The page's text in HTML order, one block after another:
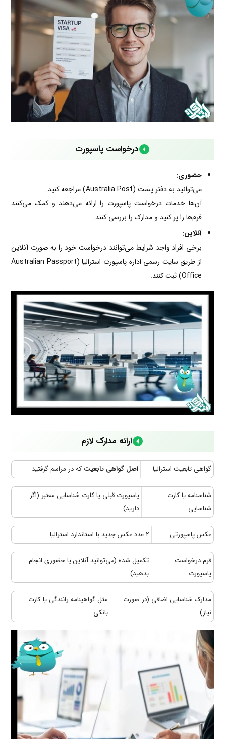
درخواست پاسپورت
حضوری:
می‌توانید به دفتر پست (Australia Post) مراجعه کنید.
آن‌ها خدمات درخواست پاسپورت را ارائه می‌دهند و کمک می‌کنند
فرم‌ها را پر کنید و مدارک را بررسی کنند.
آنلاین:
برخی افراد واجد شرایط می‌توانند درخواست خود را به صورت آنلاین
از طریق سایت رسمی اداره پاسپورت استرالیا (Australian Passport
Office) ثبت کنند.
ارائه مدارک لازم
گواهی تابعیت استرالیا اصل گواهی تابعیت که در مراسم گرفتید
شناسنامه یا کارت
شناسایی
پاسپورت قبلی یا کارت شناسایی معتبر (اگر
دارید)
عکس پاسپورتی 2 عدد عکس جدید با استاندارد استرالیا
فرم درخواست
پاسپورت
تکمیل شده (می‌توانید آنلاین یا حضوری انجام
بدهید)
مدارک شناسایی اضافی (در صورت
نیاز)
مثل گواهینامه رانندگی یا کارت
بانکی